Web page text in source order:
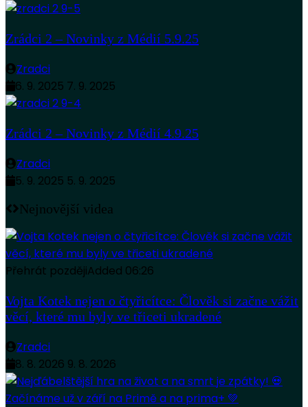
Zrádci 2 – Novinky z Médií 5.9.25
Zradci
6. 9. 2025 7. 9. 2025
Zrádci 2 – Novinky z Médií 4.9.25
Zradci
5. 9. 2025 5. 9. 2025
Nejnovější videa
Přehrát pozdějiAdded 06:26
Vojta Kotek nejen o čtyřicítce: Člověk si začne vážit
věcí, které mu byly ve třiceti ukradené
Zradci
8. 8. 2026 9. 8. 2026